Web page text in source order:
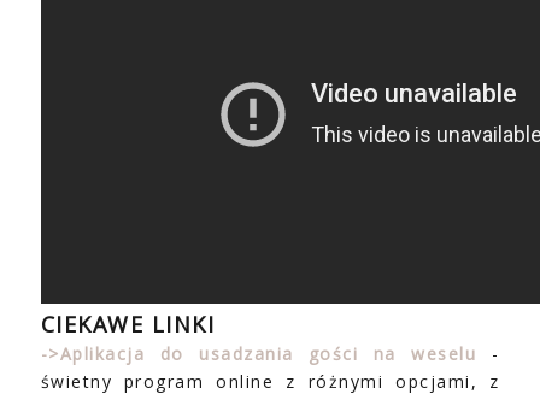
CIEKAWE LINKI
->Aplikacja do usadzania gości na weselu -
świetny program online z różnymi opcjami, z